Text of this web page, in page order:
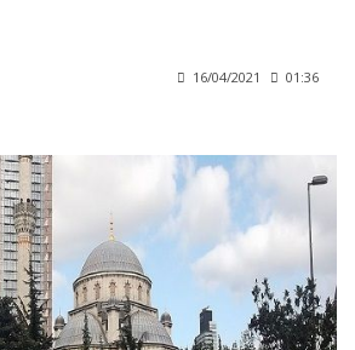
16/04/2021 01:36